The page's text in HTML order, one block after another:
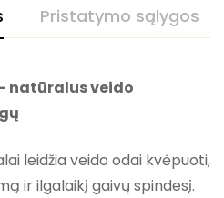
Pristatymo sąlygos
natūralus veido
leidžia veido odai kvėpuoti,
ir ilgalaikį gaivų spindesį.